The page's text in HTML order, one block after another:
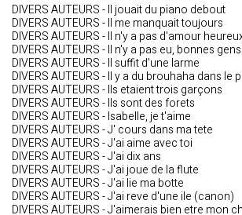
DIVERS AUTEURS - Il jouait du piano debout
DIVERS AUTEURS - Il me manquait toujours
DIVERS AUTEURS - Il n'y a pas d'amour
DIVERS AUTEURS - Il n'y a pas eu, bonnes gens
DIVERS AUTEURS - Il suffit d'une larme
DIVERS AUTEURS - Il y a du brouhaha dans le
DIVERS AUTEURS - Ils etaient trois garçons
DIVERS AUTEURS - Ils sont des forets
DIVERS AUTEURS - Isabelle, je t'aime
DIVERS AUTEURS - J' cours dans ma tete
DIVERS AUTEURS - J'ai aime avec toi
DIVERS AUTEURS - J'ai dix ans
DIVERS AUTEURS - J'ai joue de la flute
DIVERS AUTEURS - J'ai lie ma botte
DIVERS AUTEURS - J'ai reve d'une ile (canon)
DIVERS AUTEURS - J'aimerais bien etre mon